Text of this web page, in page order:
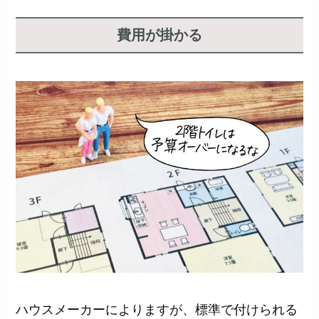
費用が掛かる
ハウスメーカーによりますが、標準で付けられる